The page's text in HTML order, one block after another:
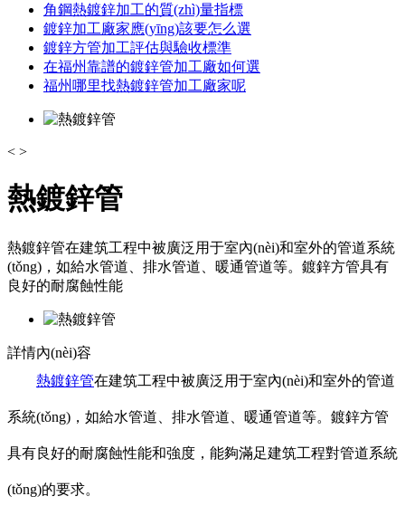
角鋼熱鍍鋅加工的質(zhì)量指標
鍍鋅加工廠家應(yīng)該要怎么選
鍍鋅方管加工評估與驗收標準
在福州靠譜的鍍鋅管加工廠如何選
福州哪里找熱鍍鋅管加工廠家呢
< >
熱鍍鋅管
熱鍍鋅管在建筑工程中被廣泛用于室內(nèi)和室外的管道系統
(tǒng)，如給水管道、排水管道、暖通管道等。鍍鋅方管具有
良好的耐腐蝕性能
詳情內(nèi)容
熱鍍鋅管在建筑工程中被廣泛用于室內(nèi)和室外的管道
系統(tǒng)，如給水管道、排水管道、暖通管道等。鍍鋅方管
具有良好的耐腐蝕性能和強度，能夠滿足建筑工程對管道系統
(tǒng)的要求。